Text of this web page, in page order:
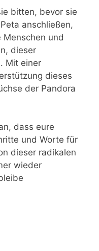
bitten, bevor sie
anschließen,
und
dieser
Mit einer
dieses
der Pandora
dass eure
und Worte für
dieser radikalen
wieder